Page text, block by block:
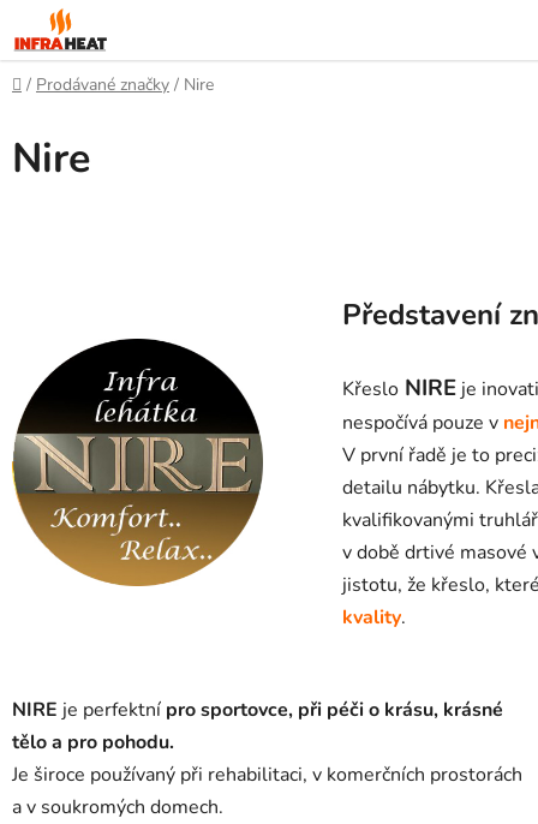
na
obsah
Domů
/ Prodávané značky / Nire
Nire
Představení
Křeslo NIREje
nespočívá pouze v
V první řadě je to
detailu nábytku.
kvalifikovanými
v době drtivé masové
jistotu, že křeslo,
kvality.
NIRE je perfektní pro sportovce, při péči o krásu, krásné
tělo a pro pohodu.
Je široce používaný při rehabilitaci, v komerčních prostorách
a v soukromých domech.